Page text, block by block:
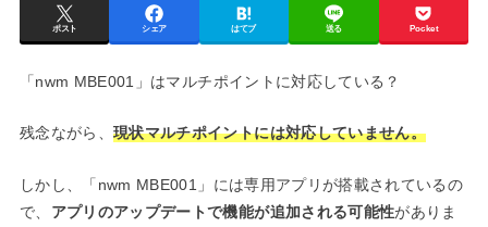
ポスト シェア はてブ 送る Pocket
「nwm MBE001」はマルチポイントに対応している？
残念ながら、現状マルチポイントには対応していません。
しかし、「nwm MBE001」には専用アプリが搭載されているの
で、 アプリのアップデートで機能が追加される可能性がありま